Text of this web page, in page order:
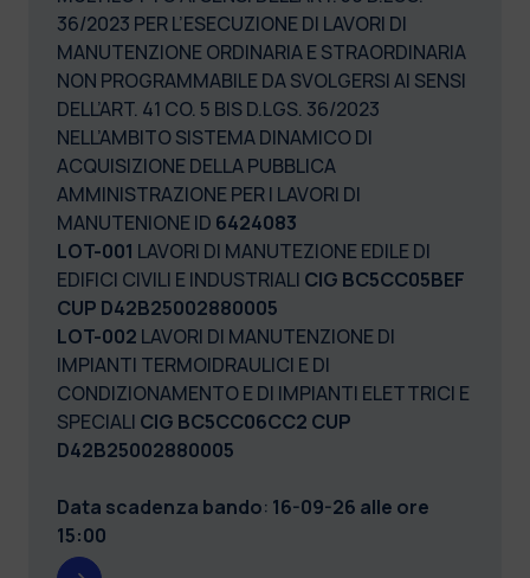
36/2023 PER L’ESECUZIONE DI LAVORI DI
MANUTENZIONE ORDINARIA E STRAORDINARIA
NON PROGRAMMABILE DA SVOLGERSI AI SENSI
DELL’ART. 41 CO. 5 BIS D.LGS. 36/2023
NELL’AMBITO SISTEMA DINAMICO DI
ACQUISIZIONE DELLA PUBBLICA
AMMINISTRAZIONE PER I LAVORI DI
MANUTENIONE ID 6424083
LOT-001 LAVORI DI MANUTEZIONE EDILE DI
EDIFICI CIVILI E INDUSTRIALI CIG BC5CC05BEF
CUP D42B25002880005
LOT-002 LAVORI DI MANUTENZIONE DI
IMPIANTI TERMOIDRAULICI E DI
CONDIZIONAMENTO E DI IMPIANTI ELETTRICI E
SPECIALI CIG BC5CC06CC2 CUP
D42B25002880005
Data scadenza bando: 16-09-26 alle ore
15:00